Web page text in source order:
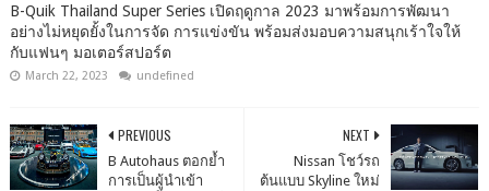
B-Quik Thailand Super Series เปิดฤดูกาล 2023 มาพร้อมการพัฒนา
อย่างไม่หยุดยั้งในการจัด การแข่งขัน พร้อมส่งมอบความสนุกเร้าใจให้
กับแฟนๆ มอเตอร์สปอร์ต
March 22, 2023 undefined
NEXT
Nissan โชว์รถ
ต้นแบบ Skyline ใหม่
PREVIOUS
B Autohaus ตอกย้ำ
การเป็นผู้นำเข้า